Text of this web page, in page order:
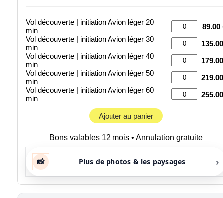
Vol découverte | initiation Avion léger 20
min
89.00
Vol découverte | initiation Avion léger 30
min
Vol découverte | initiation Avion léger 40
min
Vol découverte | initiation Avion léger 50
min
Vol découverte | initiation Avion léger 60
min
Ajouter au panier
Bons valables 12 mois • Annulation gratuite
📸 Plus de photos & les paysages ›